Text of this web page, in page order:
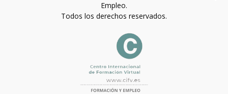
Empleo.
Todos los derechos reservados.